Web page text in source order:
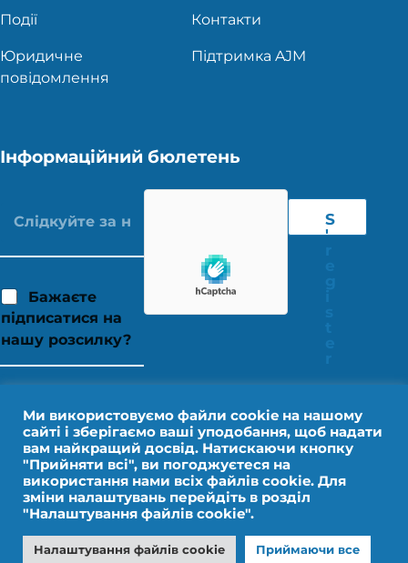
Події Контакти
Юридичне
повідомлення
Підтримка AJM
Інформаційний бюлетень
Бажаєте
підписатися на
нашу розсилку?
S
'
Юридичне повідомлення
Персональні дані
Ми використовуємо файли cookie на нашому
сайті і зберігаємо ваші уподобання, щоб надати
вам найкращий досвід. Натискаючи кнопку
"Прийняти всі", ви погоджуєтеся на
використання нами всіх файлів cookie. Для
зміни налаштувань перейдіть в розділ
"Налаштування файлів cookie".
Налаштування файлів cookie Приймаючи все